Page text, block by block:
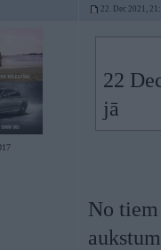
22. Dec 2021,
22
jā
No